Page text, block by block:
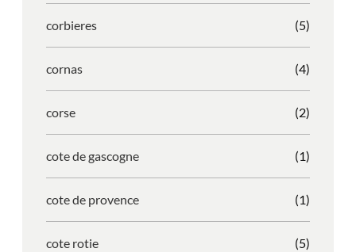
corbieres (5)
cornas (4)
corse (2)
cote de gascogne (1)
cote de provence (1)
cote rotie (5)